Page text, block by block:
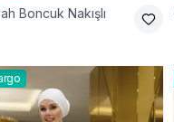
Boncuk Nakışlı